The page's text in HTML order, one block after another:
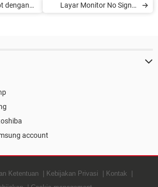
dengan
Layar Monitor No Signal
account
Ketentuan Kebijakan Privasi
Kontak